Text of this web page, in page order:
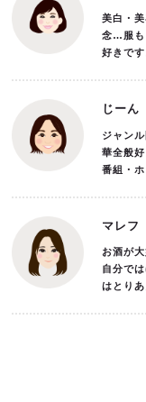
美白・
念…服も
好きで
じーん
ジャン
華全般
番組・
マレフ
お酒が
自分で
はとりあ